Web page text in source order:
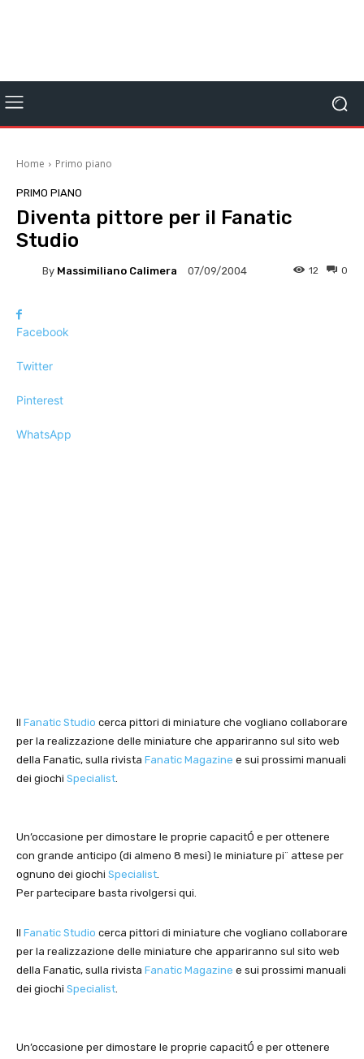
Home Primo piano
PRIMO PIANO
Diventa pittore per il Fanatic
Studio
By Massimiliano Calimera 07/09/2004 0
12
Facebook
Twitter
Pinterest
WhatsApp
Il Fanatic Studio cerca pittori di miniature che vogliano collaborare
per la realizzazione delle miniature che appariranno sul sito web
della Fanatic, sulla rivista Fanatic Magazine e sui prossimi manuali
dei giochi Specialist.
Un’occasione per dimostare le proprie capacitÓ e per ottenere
con grande anticipo (di almeno 8 mesi) le miniature pi¨ attese per
ognuno dei giochi Specialist.
Per partecipare basta rivolgersi qui.
Il Fanatic Studio cerca pittori di miniature che vogliano collaborare
per la realizzazione delle miniature che appariranno sul sito web
della Fanatic, sulla rivista Fanatic Magazine e sui prossimi manuali
dei giochi Specialist.
Un’occasione per dimostare le proprie capacitÓ e per ottenere